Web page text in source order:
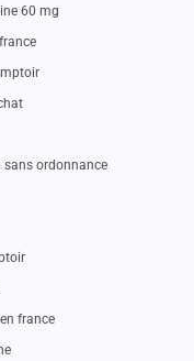
60 mg
sans ordonnance
france